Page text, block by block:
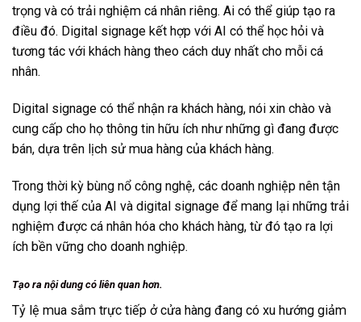
trọng và có trải nghiệm cá nhân riêng. Ai có thể giúp tạo ra
điều đó. Digital signage kết hợp với AI có thể học hỏi và
tương tác với khách hàng theo cách duy nhất cho mỗi cá
nhân.
Digital signage có thể nhận ra khách hàng, nói xin chào và
cung cấp cho họ thông tin hữu ích như những gì đang được
bán, dựa trên lịch sử mua hàng của khách hàng.
Trong thời kỳ bùng nổ công nghệ, các doanh nghiệp nên tận
dụng lợi thế của AI và digital signage để mang lại những trải
nghiệm được cá nhân hóa cho khách hàng, từ đó tạo ra lợi
ích bền vững cho doanh nghiệp.
Tạo ra nội dung có liên quan hơn.
Tỷ lệ mua sắm trực tiếp ở cửa hàng đang có xu hướng giảm